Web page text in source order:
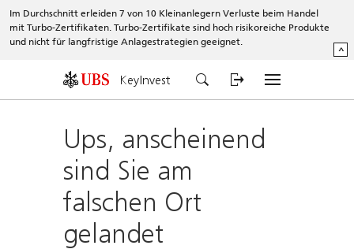
Im Durchschnitt erleiden 7 von 10 Kleinanlegern Verluste beim Handel
mit Turbo-Zertifikaten. Turbo-Zertifikate sind hoch risikoreiche Produkte
und nicht für langfristige Anlagestrategien geeignet.
^
KeyInvest
Ups, anscheinend
sind Sie am
falschen Ort
gelandet